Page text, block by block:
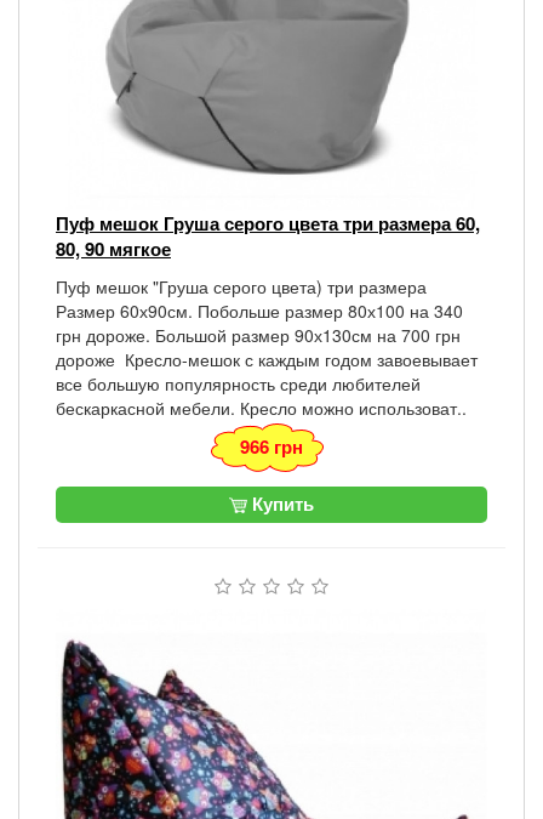
Пуф мешок Груша серого цвета три размера 60,
80, 90 мягкое
Пуф мешок "Груша серого цвета) три размера
Размер 60х90см. Побольше размер 80х100 на 340
грн дороже. Большой размер 90х130см на 700 грн
дороже Кресло-мешок с каждым годом завоевывает
все большую популярность среди любителей
бескаркасной мебели. Кресло можно использоват..
966 грн
Купить